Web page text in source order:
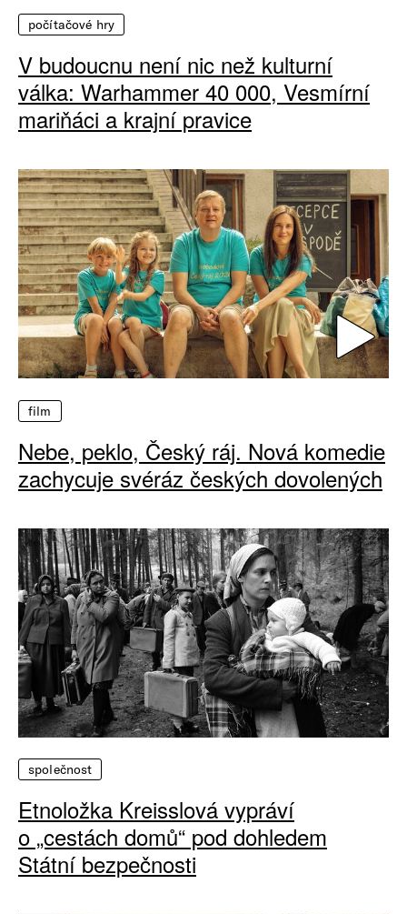
počítačové hry
V budoucnu není nic než kulturní
válka: Warhammer 40 000, Vesmírní
mariňáci a krajní pravice
film
Nebe, peklo, Český ráj. Nová komedie
zachycuje svéráz českých dovolených
společnost
Etnoložka Kreisslová vypráví
o „cestách domů“ pod dohledem
Státní bezpečnosti